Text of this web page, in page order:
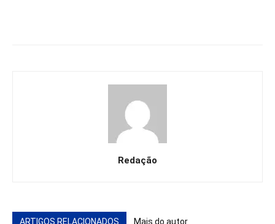
Redação
ARTIGOS RELACIONADOS Mais do autor